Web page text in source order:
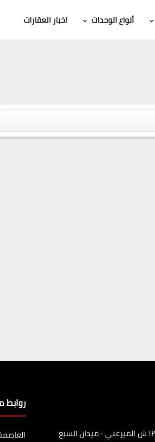
أنواع الوحدات اخبار العقارات
مصر الجديدة ١٢٩ ش الميرغني - ميدان السبع